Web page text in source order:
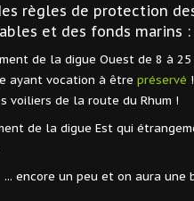
règles de protection
et des fonds marins :
de la digue Ouest de 8 à
ayant vocation à être préservé
voiliers de la route du Rhum !
de la digue Est qui
un peu et on aura une